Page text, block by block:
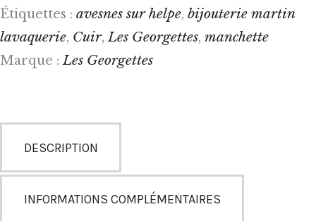
Étiquettes : avesnes sur helpe, bijouterie martin
lavaquerie, Cuir,Les Georgettes, manchette
Marque :Les Georgettes
DESCRIPTION
INFORMATIONS COMPLÉMENTAIRES